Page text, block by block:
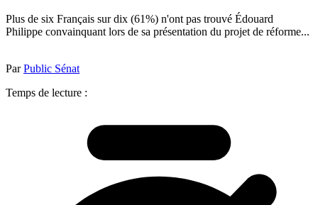
Plus de six Français sur dix (61%) n'ont pas trouvé Édouard
Philippe convainquant lors de sa présentation du projet de réforme...
ParPublic Sénat
Temps de lecture :